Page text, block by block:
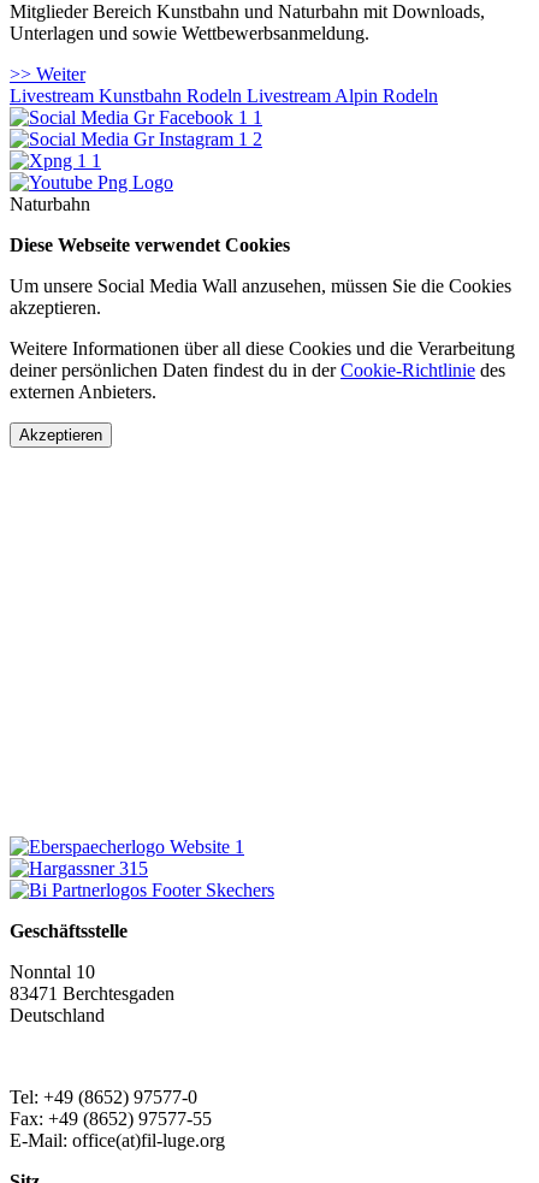
Mitglieder Bereich Kunstbahn und Naturbahn mit Downloads,
Unterlagen und sowie Wettbewerbsanmeldung.
>> Weiter
Livestream Kunstbahn Rodeln Livestream Alpin Rodeln
Naturbahn
Diese Webseite verwendet Cookies
Um unsere Social Media Wall anzusehen, müssen Sie die Cookies
akzeptieren.
Weitere Informationen über all diese Cookies und die Verarbeitung
deiner persönlichen Daten findest du in derCookie-Richtlinie des
externen Anbieters.
Akzeptieren
Geschäftsstelle
Nonntal 10
83471 Berchtesgaden
Deutschland
Tel: +49 (8652) 97577-0
Fax: +49 (8652) 97577-55
E-Mail: office(at)fil-luge.org